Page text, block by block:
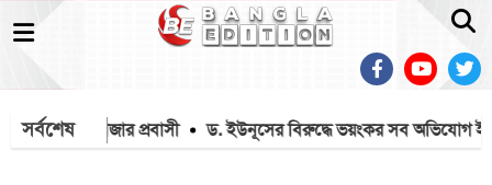
সর্বশেষ
৫৬ হাজার প্রবাসী ড. ইউনূসের বিরুদ্ধে ভয়ংকর সব অভিযোগ